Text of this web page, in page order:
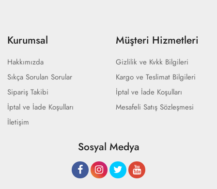
Kurumsal
Hakkımızda
Sıkça Sorulan Sorular
Sipariş Takibi
İptal ve İade Koşulları
İletişim
Müşteri Hizmetleri
Gizlilik ve Kvkk Bilgileri
Kargo ve Teslimat Bilgileri
İptal ve İade Koşulları
Mesafeli Satış Sözleşmesi
Sosyal Medya